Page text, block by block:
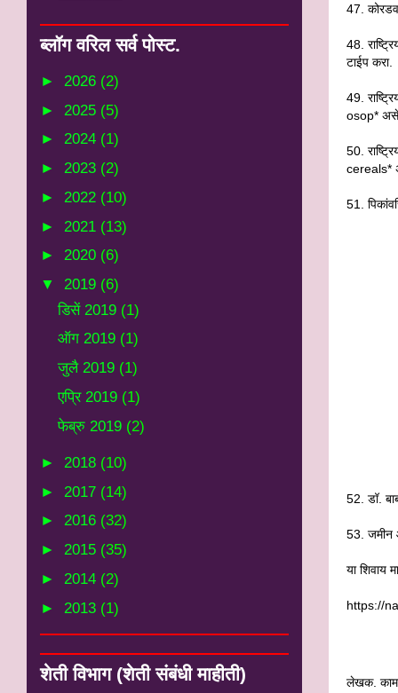
47.
48.
टाईप करा.
49.
osop* असे
50.
cereals*
51.
52. डॉ.
53. जमीन
या शिवाय
https://
लेखक.
ब्‍लॉग वरिल सर्व पोस्‍ट.
► 2026 (2)
► 2025 (5)
► 2024 (1)
► 2023 (2)
► 2022 (10)
► 2021 (13)
► 2020 (6)
▼ 2019 (6)
डिसें 2019 (1)
ऑग 2019 (1)
जुलै 2019 (1)
एप्रि 2019 (1)
फेब्रु 2019 (2)
► 2018 (10)
► 2017 (14)
► 2016 (32)
► 2015 (35)
► 2014 (2)
► 2013 (1)
शेती विभाग (शेती संबंधी माहीती)